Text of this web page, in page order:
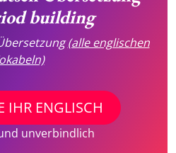
building
(alle englischen
IHR ENGLISCH
unverbindlich